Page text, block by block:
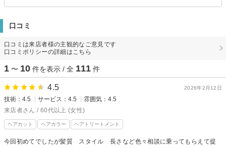
口コミ
口コミは来店者様の主観的なご意見です
口コミポリシーの詳細はこちら
1 〜 10 件を表示 / 全 111 件
2026年2月12日
4.5
技術：4.5 サービス：4.5
雰囲気：4.5
来店者さん / 60代以上 (女性)
ヘアカット ヘアカラー ヘアトリートメント
今回初めてでしたが髪質 スタイル 長さなど色々相談に乗ってもらえて提